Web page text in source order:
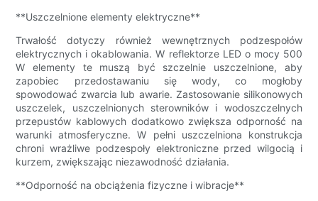
**Uszczelnione elementy elektryczne**
Trwałość dotyczy również wewnętrznych podzespołów
elektrycznych i okablowania. W reflektorze LED o mocy 500
W elementy te muszą być szczelnie uszczelnione, aby
zapobiec przedostawaniu się wody, co mogłoby
spowodować zwarcia lub awarie. Zastosowanie silikonowych
uszczelek, uszczelnionych sterowników i wodoszczelnych
przepustów kablowych dodatkowo zwiększa odporność na
warunki atmosferyczne. W pełni uszczelniona konstrukcja
chroni wrażliwe podzespoły elektroniczne przed wilgocią i
kurzem, zwiększając niezawodność działania.
**Odporność na obciążenia fizyczne i wibracje**